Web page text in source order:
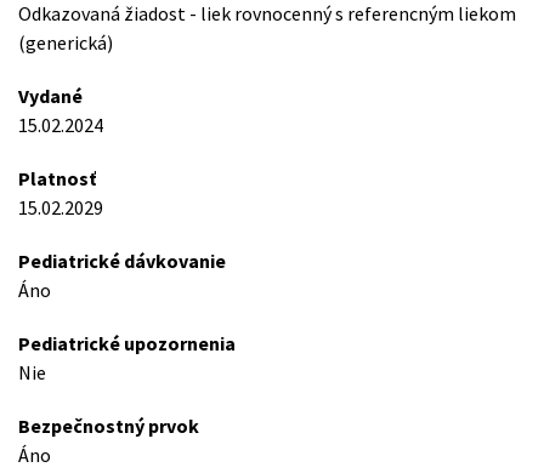
Odkazovaná žiadost - liek rovnocenný s referencným liekom
(generická)
Vydané
15.02.2024
Platnosť
15.02.2029
Pediatrické dávkovanie
Áno
Pediatrické upozornenia
Nie
Bezpečnostný prvok
Áno